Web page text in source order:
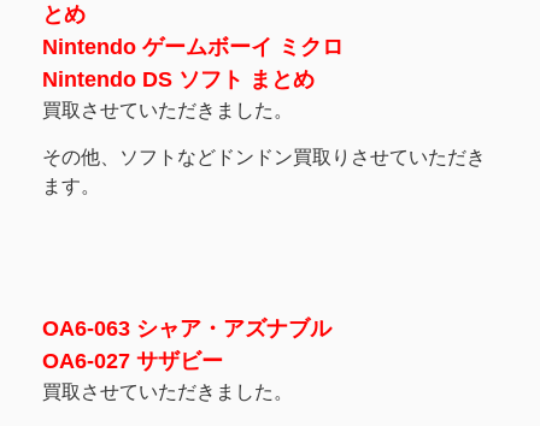
とめ
Nintendo ゲームボーイ ミクロ
Nintendo DS ソフト まとめ
買取させていただきました。
その他、ソフトなどドンドン買取りさせていただき
ます。
OA6-063 シャア・アズナブル
OA6-027 サザビー
買取させていただきました。